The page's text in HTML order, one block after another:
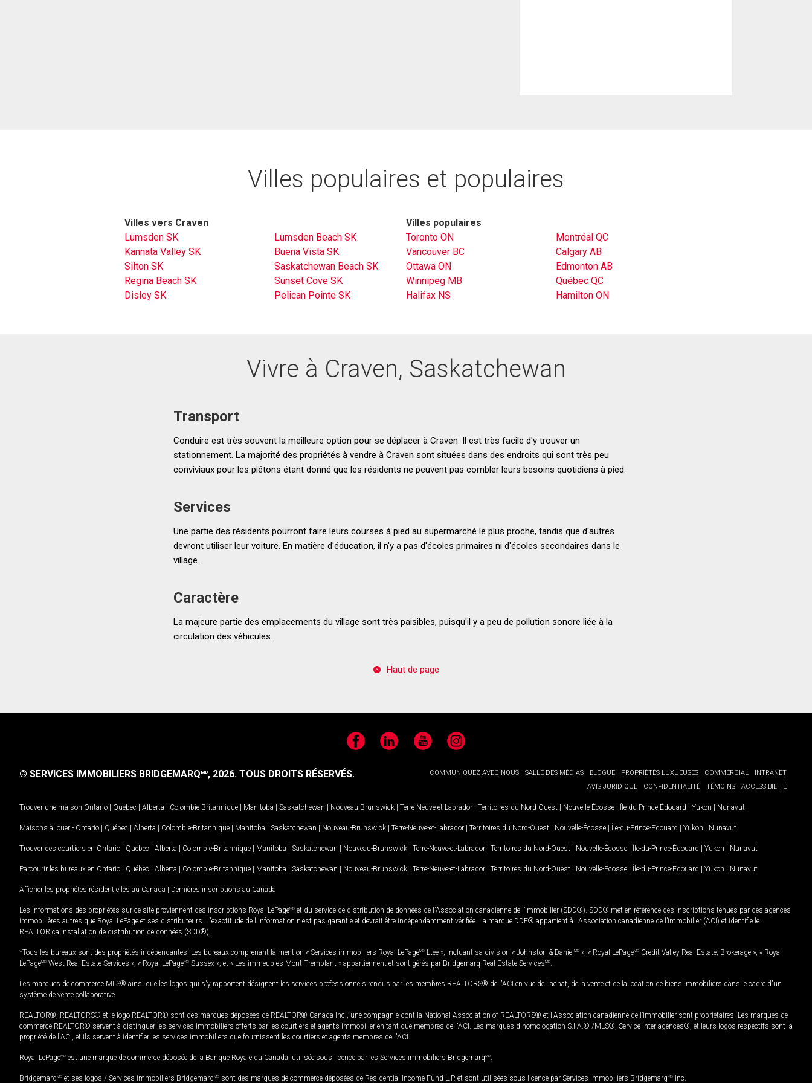
Villes populaires et populaires
Villes vers Craven
Lumsden SK
Lumsden Beach SK
Kannata Valley SK
Buena Vista SK
Silton SK
Saskatchewan Beach SK
Regina Beach SK
Sunset Cove SK
Disley SK
Pelican Pointe SK
Villes populaires
Toronto ON
Montréal QC
Vancouver BC
Calgary AB
Ottawa ON
Edmonton AB
Winnipeg MB
Québec QC
Halifax NS
Hamilton ON
Vivre à Craven, Saskatchewan
Transport
Conduire est très souvent la meilleure option pour se déplacer à Craven. Il est très facile d'y trouver un
stationnement. La majorité des propriétés à vendre à Craven sont situées dans des endroits qui sont très peu
conviviaux pour les piétons étant donné que les résidents ne peuvent pas combler leurs besoins quotidiens à pied.
Services
Une partie des résidents pourront faire leurs courses à pied au supermarché le plus proche, tandis que d'autres
devront utiliser leur voiture. En matière d'éducation, il n'y a pas d'écoles primaires ni d'écoles secondaires dans le
village.
Caractère
La majeure partie des emplacements du village sont très paisibles, puisqu'il y a peu de pollution sonore liée à la
circulation des véhicules.
Haut de page
FacebookLinkedIn YouTubeInstagram
COMMUNIQUEZ AVEC NOUS SALLE DES MÉDIAS BLOGUE PROPRIÉTÉS LUXUEUSES COMMERCIAL
INTRANET
AVIS JURIDIQUE
CONFIDENTIALITÉ TÉMOINS ACCESSIBILITÉ
© SERVICES IMMOBILIERS BRIDGEMARQMD, 2026. TOUS DROITS RÉSERVÉS.
Trouver une maison Ontario | Québec | Alberta | Colombie-Britannique | Manitoba | Saskatchewan | Nouveau-Brunswick | Terre-Neuve-et-Labrador | Territoires du Nord-Ouest | Nouvelle-Écosse | Île-du-Prince-Édouard | Yukon | Nunavut
Maisons à louer - Ontario | Québec | Alberta | Colombie-Britannique | Manitoba | Saskatchewan | Nouveau-Brunswick | Terre-Neuve-et-Labrador | Territoires du Nord-Ouest | Nouvelle-Écosse | Île-du-Prince-Édouard | Yukon | Nunavut
Trouver des courtiers en Ontario | Québec | Alberta | Colombie-Britannique | Manitoba | Saskatchewan | Nouveau-Brunswick | Terre-Neuve-et-Labrador | Territoires du Nord-Ouest | Nouvelle-Écosse | Île-du-Prince-Édouard | Yukon | Nunavut
Parcourir les bureaux en Ontario | Québec | Alberta | Colombie-Britannique | Manitoba | Saskatchewan | Nouveau-Brunswick | Terre-Neuve-et-Labrador | Territoires du Nord-Ouest | Nouvelle-Écosse | Île-du-Prince-Édouard | Yukon | Nunavut
Afficher les propriétés résidentielles au Canada | Dernières inscriptions au Canada
Les informations des propriétés sur ce site proviennent des inscriptions Royal LePageMD et du service de distribution de données de l'Association canadienne de l’immobilier (SDD®). SDD® met en référence des inscriptions tenues par des agences
immobilières autres que Royal LePage et ses distributeurs. L'exactitude de l'information n'est pas garantie et devrait être indépendamment vérifiée. La marque DDF® appartient à l'Association canadienne de l’immobilier (ACI) et identifie le
REALTOR.ca Installation de distribution de données (SDD®).
*Tous les bureaux sont des propriétés indépendantes. Les bureaux comprenant la mention « Services immobiliers Royal LePageMD Ltée », incluant sa division « Johnston & Daniel MD », « Royal LePageMD Credit Valley Real Estate, Brokerage », « Royal
LePageMD West Real Estate Services », « Royal LePageMD Sussex », et « Les immeubles Mont-Tremblant » appartiennent et sont gérés par Bridgemarq Real Estate ServicesMD
Les marques de commerce MLS® ainsi que les logos qui s'y rapportent désignent les services professionnels rendus par les membres REALTORS® de l'ACI en vue de l'achat, de la vente et de la location de biens immobiliers dans le cadre d'un
système de vente collaborative.
REALTOR®, REALTORS® et le logo REALTOR® sont des marques déposées de REALTOR® Canada Inc., une compagnie dont la National Association of REALTORS® et l'Association canadienne de l’immobilier sont propriétaires. Les marques de
commerce REALTOR® servent à distinguer les services immobiliers offerts par les courtiers et agents immobilier en tant que membres de l'ACI. Les marques d'homologation S.I.A.® /MLS®, Service inter-agences®, et leurs logos respectifs sont la
propriété de l'ACI, et ils servent à identifier les services immobiliers que fournissent les courtiers et agents membres de l'ACI.
Royal LePageMD est une marque de commerce déposée de la Banque Royale du Canada, utilisée sous licence par les Services immobiliers BridgemarqMD
BridgemarqMD et ses logos / Services immobiliers BridgemarqMD sont des marques de commerce déposées de Residential Income Fund L.P. et sont utilisées sous licence par Services immobiliers BridgemarqMD Inc.